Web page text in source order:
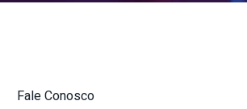
Fale Conosco